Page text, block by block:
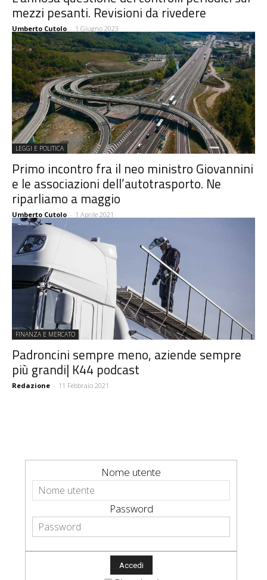
mezzi pesanti. Revisioni da rivedere
Umberto Cutolo - 1 Giugno 2023
LEGGI E POLITICA
Primo incontro fra il neo ministro Giovannini
e le associazioni dell’autotrasporto. Ne
riparliamo a maggio
Umberto Cutolo - 1 Aprile 2021
FINANZA E MERCATO
Padroncini sempre meno, aziende sempre
più grandi| K44 podcast
Redazione - 11 Febbraio 2021
Nome utente
Password